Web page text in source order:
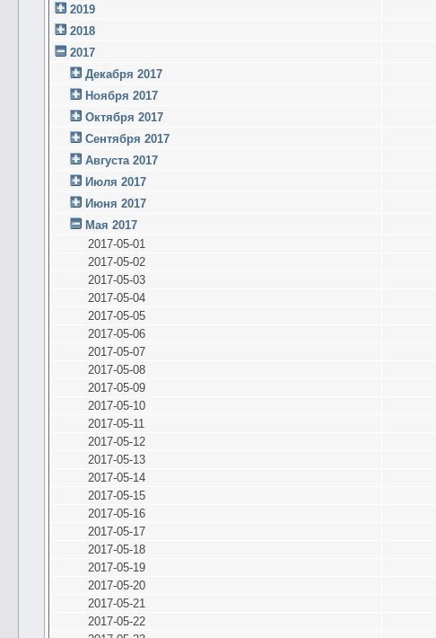
2019
2018
2017
Декабря 2017
Ноября 2017
Октября 2017
Сентября 2017
Августа 2017
Июля 2017
Июня 2017
Мая 2017
2017-05-01
2017-05-02
2017-05-03
2017-05-04
2017-05-05
2017-05-06
2017-05-07
2017-05-08
2017-05-09
2017-05-10
2017-05-11
2017-05-12
2017-05-13
2017-05-14
2017-05-15
2017-05-16
2017-05-17
2017-05-18
2017-05-19
2017-05-20
2017-05-21
2017-05-22